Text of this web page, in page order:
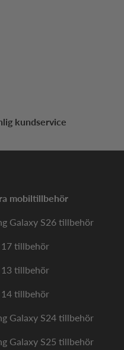
kundservice
mobiltillbehör
Galaxy S26 tillbehör
17 tillbehör
13 tillbehör
14 tillbehör
Galaxy S24 tillbehör
Galaxy S25 tillbehör